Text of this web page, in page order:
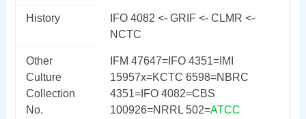
History
IFO 4082 <- GRIF <- CLMR <-
NCTC
Other
Culture
Collection
No.
IFM 47647=IFO 4351=IMI
15957x=KCTC 6598=NBRC
4351=IFO 4082=CBS
100926=NRRL 502=ATCC